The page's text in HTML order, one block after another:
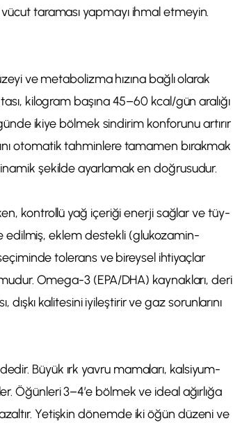
taraması yapmayı ihmal etmeyin.
ve metabolizma hızına bağlı olarak
kilogram başına 45–60 kcal/gün aralığı
ikiye bölmek sindirim konforunu artırır
otomatik tahminlere tamamen bırakmak
şekilde ayarlamak en doğrusudur.
kontrollü yağ içeriği enerji sağlar ve tüy-
edilmiş, eklem destekli (glukozamin-
tolerans ve bireysel ihtiyaçlar
Omega-3 (EPA/DHA) kaynakları, deri
dışkı kalitesini iyileştirir ve gaz sorunlarını
Büyük ırk yavru mamaları, kalsiyum-
Öğünleri 3–4’e bölmek ve ideal ağırlığa
Yetişkin dönemde iki öğün düzeni ve